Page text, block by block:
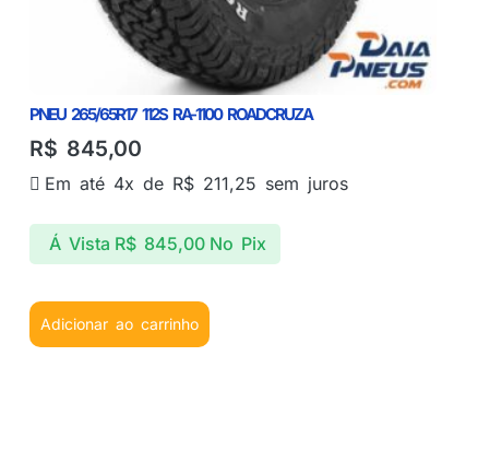
PNEU 265/65R17 112S RA-1100 ROADCRUZA
R$ 845,00
Em até 4x de R$ 211,25 sem juros
Á Vista R$845,00 No Pix
Adicionar ao carrinho